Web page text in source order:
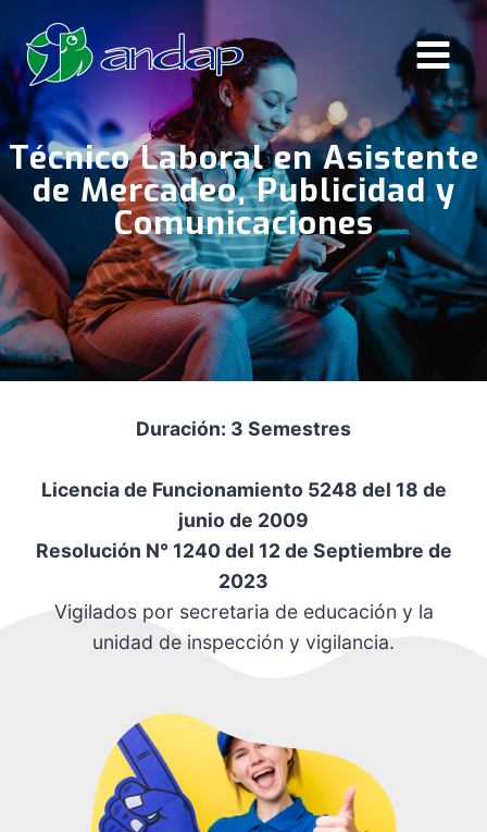
contenido
Técnico Laboral en Asistente
de Mercadeo, Publicidad y
Comunicaciones
Duración: 3 Semestres
Licencia de Funcionamiento 5248 del 18 de
junio de 2009
Resolución N° 1240 del 12 de Septiembre de
2023
Vigilados por secretaria de educación y la
unidad de inspección y vigilancia.